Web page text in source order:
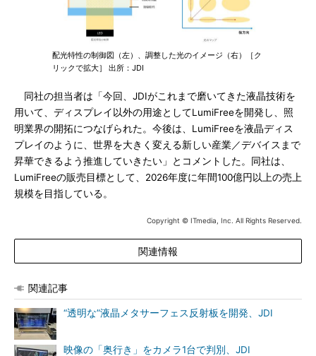
配光特性の制御図（左）、調整した光のイメージ（右）［ク
リックで拡大］ 出所：JDI
同社の担当者は「今回、JDIがこれまで磨いてきた液晶技術を
用いて、ディスプレイ以外の用途としてLumiFreeを開発し、照
明業界の開拓につなげられた。今後は、LumiFreeを液晶ディス
プレイのように、世界を大きく変える新しい産業／デバイスまで
昇華できるよう推進していきたい」とコメントした。同社は、
LumiFreeの販売目標として、2026年度に年間100億円以上の売上
規模を目指している。
Copyright © ITmedia, Inc. All Rights Reserved.
関連情報
関連記事
“透明な”液晶メタサーフェス反射板を開発、JDI
映像の「奥行き」をカメラ1台で判別、JDI